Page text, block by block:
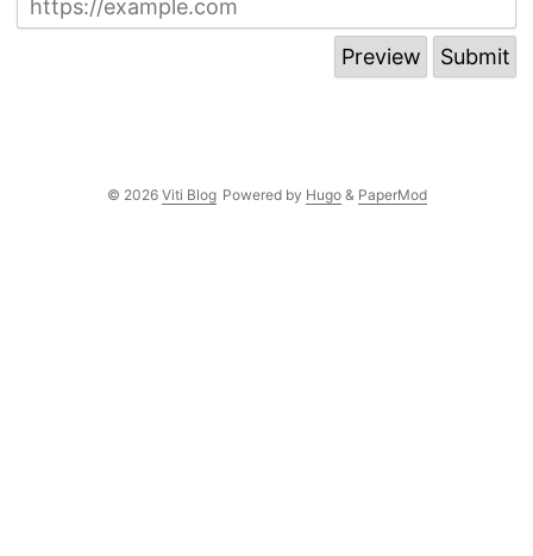
© 2026 Viti Blog Powered by Hugo& PaperMod